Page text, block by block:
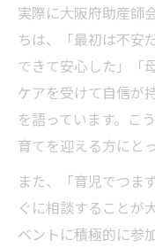
実際に大阪府助産師
ちは、「最初は不安
できて安心した」「
ケアを受けて自信が
を語っています。こ
育てを迎える方にと
また、「育児でつま
ぐに相談することが
ベントに積極的に参